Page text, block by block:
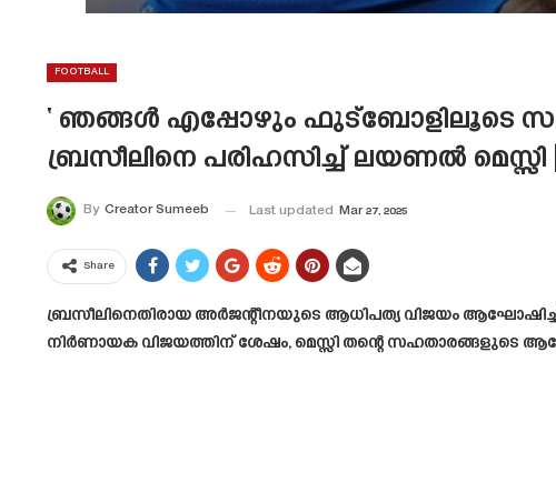
FOOTBALL
‘ ഞങ്ങൾ എപ്പോഴും ഫുട്ബോളിലൂടെ
ബ്രസീലിനെ പരിഹസിച്ച് ലയണൽ മെസ്സി
By Creator Sumeeb Last updated Mar 27, 2025
Share
ബ്രസീലിനെതിരായ അർജന്റീനയുടെ ആധിപത്യ വിജയം ആഘോഷിച്ച്
നിർണായക വിജയത്തിന് ശേഷം, മെസ്സി തന്റെ സഹതാരങ്ങളുടെ